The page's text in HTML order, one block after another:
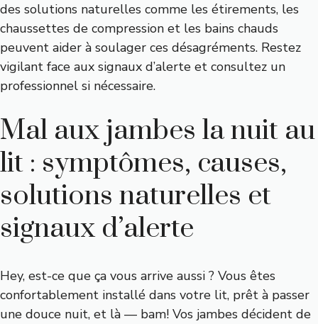
des solutions naturelles comme les étirements, les
chaussettes de compression et les bains chauds
peuvent aider à soulager ces désagréments. Restez
vigilant face aux signaux d’alerte et consultez un
professionnel si nécessaire.
Mal aux jambes la nuit au
lit : symptômes, causes,
solutions naturelles et
signaux d’alerte
Hey, est-ce que ça vous arrive aussi ? Vous êtes
confortablement installé dans votre lit, prêt à passer
une douce nuit, et là — bam! Vos jambes décident de